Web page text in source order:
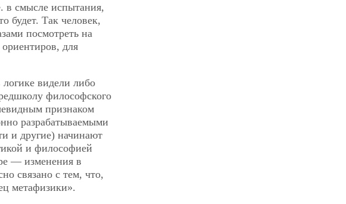
в смысле испытания,
будет. Так человек,
посмотреть на
для
логике видели либо
философского
признаком
разрабатываемыми
и другие) начинают
и философией
— изменения в
связано с тем, что,
метафизики».